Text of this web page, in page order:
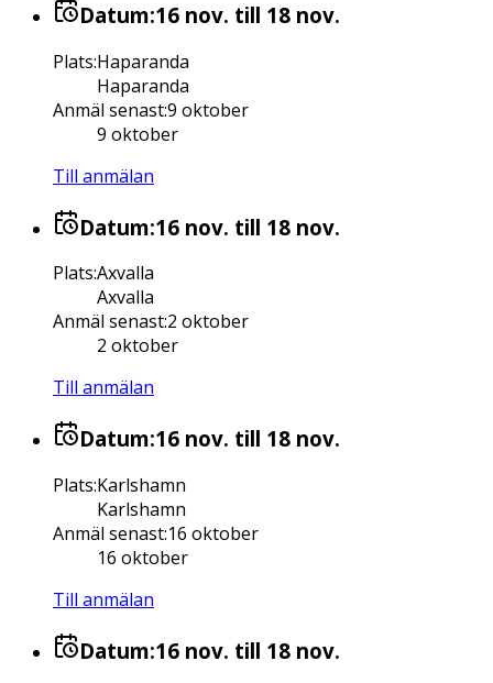
Datum:16 nov. till 18 nov.
Plats:Haparanda
Haparanda
Anmäl senast:9 oktober
9 oktober
Till anmälan
Datum:16 nov. till 18 nov.
Plats:Axvalla
Axvalla
Anmäl senast:2 oktober
2 oktober
Till anmälan
Datum:16 nov. till 18 nov.
Plats:Karlshamn
Karlshamn
Anmäl senast:16 oktober
16 oktober
Till anmälan
Datum:16 nov. till 18 nov.